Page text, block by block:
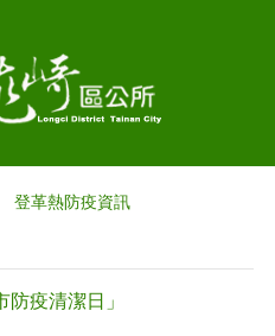
登革熱防疫資訊
疫清潔日」